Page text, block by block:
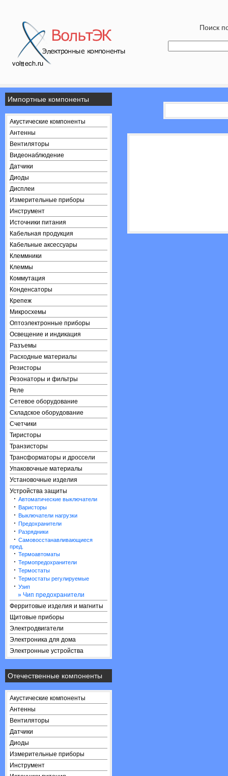
Поиск
Импортные компоненты
Акустические компоненты
Антенны
Вентиляторы
Видеонаблюдение
Датчики
Диоды
Дисплеи
Измерительные приборы
Инструмент
Источники питания
Кабельная продукция
Кабельные аксессуары
Клеммники
Клеммы
Коммутация
Конденсаторы
Крепеж
Микросхемы
Оптоэлектронные приборы
Освещение и индикация
Разъемы
Расходные материалы
Резисторы
Резонаторы и фильтры
Реле
Сетевое оборудование
Складское оборудование
Счетчики
Тиристоры
Транзисторы
Трансформаторы и дроссели
Упаковочные материалы
Установочные изделия
Устройства защиты
· Автоматические выключатели
· Варисторы
· Выключатели нагрузки
· Предохранители
· Разрядники
· Самовосстанавливающиеся
пред.
· Термоавтоматы
· Термопредохранители
· Термостаты
· Термостаты регулируемые
· Узип
» Чип предохранители
Ферритовые изделия и магниты
Щитовые приборы
Электродвигатели
Электроника для дома
Электронные устройства
Отечественные компоненты
Акустические компоненты
Антенны
Вентиляторы
Датчики
Диоды
Измерительные приборы
Инструмент